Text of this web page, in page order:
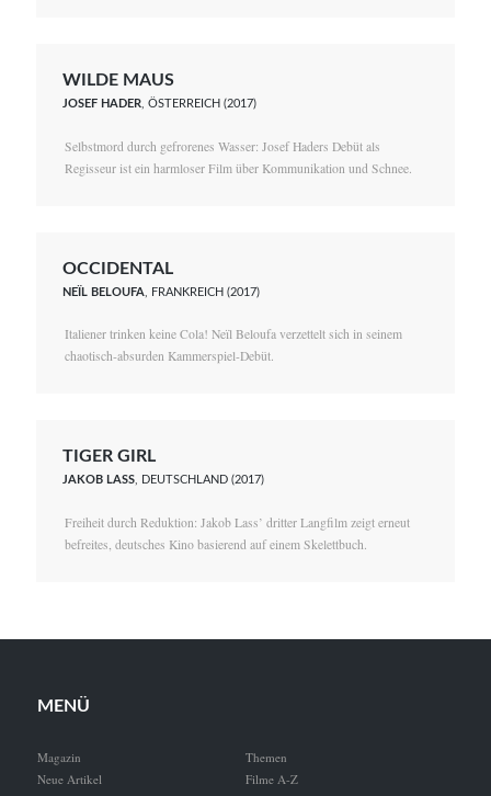
WILDE MAUS
JOSEF HADER, ÖSTERREICH (2017)
Selbstmord durch gefrorenes Wasser: Josef Haders Debüt als
Regisseur ist ein harmloser Film über Kommunikation und Schnee.
OCCIDENTAL
NEÏL BELOUFA , FRANKREICH (2017)
Italiener trinken keine Cola! Neïl Beloufa verzettelt sich in seinem
chaotisch-absurden Kammerspiel-Debüt.
TIGER GIRL
JAKOB LASS , DEUTSCHLAND (2017)
Freiheit durch Reduktion: Jakob Lass’ dritter Langfilm zeigt erneut
befreites, deutsches Kino basierend auf einem Skelettbuch.
MENÜ
Magazin
Neue Artikel
Themen
Filme A-Z